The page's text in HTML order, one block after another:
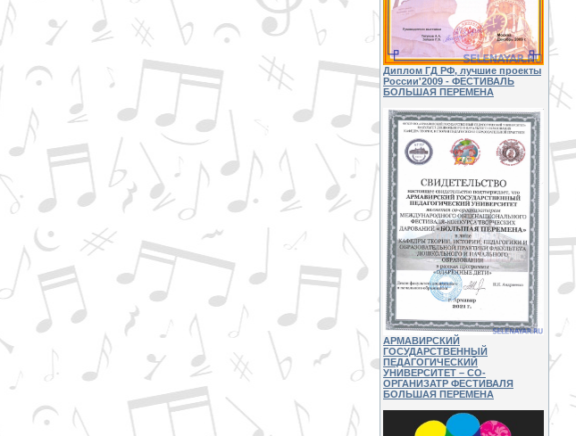
Диплом ГД РФ, лучшие проекты
России'2009 - ФЕСТИВАЛЬ
БОЛЬШАЯ ПЕРЕМЕНА
АРМАВИРСКИЙ
ГОСУДАРСТВЕННЫЙ
ПЕДАГОГИЧЕСКИЙ
УНИВЕРСИТЕТ – СО-
ОРГАНИЗАТР ФЕСТИВАЛЯ
БОЛЬШАЯ ПЕРЕМЕНА